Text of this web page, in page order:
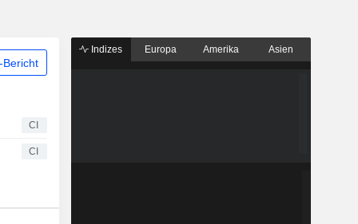
Bericht
CI
CI
Indizes Europa Amerika Asien